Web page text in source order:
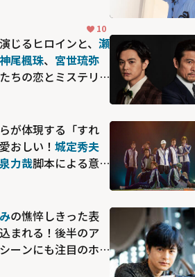
10
演じるヒロインと、 瀬
神尾楓珠、 宮世琉弥
ちの恋とミステリ
は？「くるり〜誰
した？〜」
らが体現する「すれ
おしい！ 城定秀夫
力哉脚本による意
のに」
の憔悴しきった表
まれる！後半のア
ーンにも注目のホ
貞子3D」